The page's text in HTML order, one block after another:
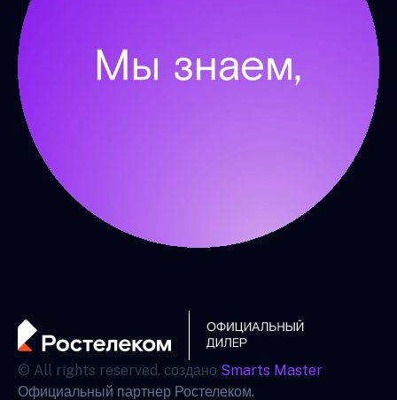
© All rights reserved. создано Smarts Master
Официальный партнер Ростелеком.